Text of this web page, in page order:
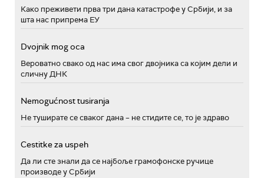
Како преживети прва три дана катастрофе у Србији, и за
шта нас припрема ЕУ
Dvojnik mog oca
Вероватно свако од нас има свог двојника са којим дели и
сличну ДНК
Nemogućnost tusiranja
Не туширате се сваког дана – не стидите се, то је здраво
Cestitke za uspeh
Да ли сте знали да се најбоље грамофонске ручице
производе у Србији